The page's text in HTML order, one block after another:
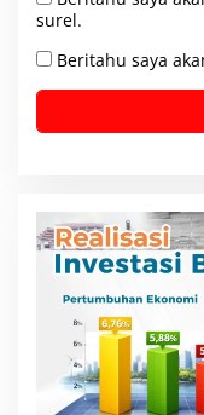
surel.
Beritahu saya